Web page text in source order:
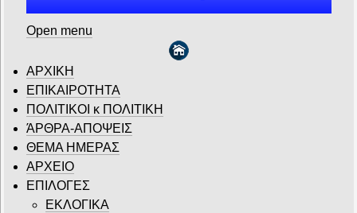
Open menu
ΑΡΧΙΚΗ
ΕΠΙΚΑΙΡΟΤΗΤΑ
ΠΟΛΙΤΙΚΟΙ κ ΠΟΛΙΤΙΚΗ
ΆΡΘΡΑ-ΑΠΟΨΕΙΣ
ΘΕΜΑ ΗΜΕΡΑΣ
ΑΡΧΕΙΟ
ΕΠΙΛΟΓΕΣ
ΕΚΛΟΓΙΚΑ